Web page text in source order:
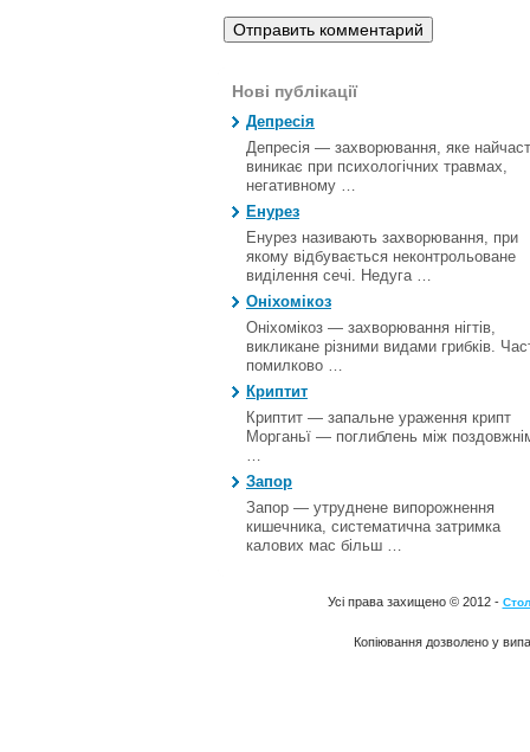
Нові публікації
Депресія
Депресія — захворювання, яке
виникає при психологічних травмах,
негативному …
Енурез
Енурез називають захворювання, при
якому відбувається неконтрольоване
виділення сечі. Недуга …
Оніхомікоз
Оніхомікоз — захворювання нігтів,
викликане різними видами грибків.
помилково …
Криптит
Криптит — запальне ураження крипт
Морганьї — поглиблень між
…
Запор
Запор — утруднене випорожнення
кишечника, систематична затримка
калових мас більш …
Усі права захищено © 2012 -
Копіювання дозволено у